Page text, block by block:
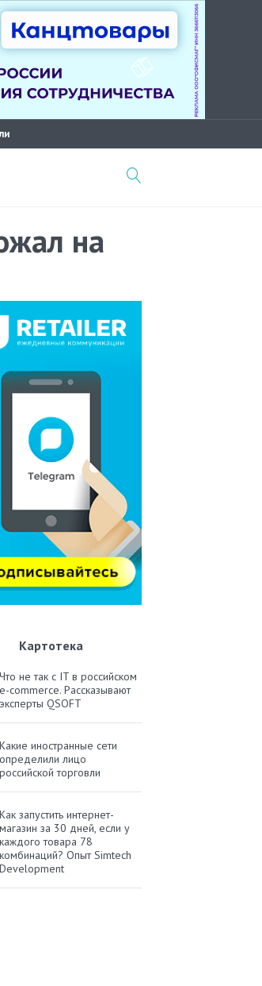
на
Картотека
Что не так с IT в российском
e-commerce. Рассказывают
эксперты QSOFT
Какие иностранные сети
определили лицо
российской торговли
Как запустить интернет-
магазин за 30 дней, если у
каждого товара 78
комбинаций? Опыт Simtech
Development